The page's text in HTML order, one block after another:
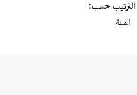
الترتيب حسب